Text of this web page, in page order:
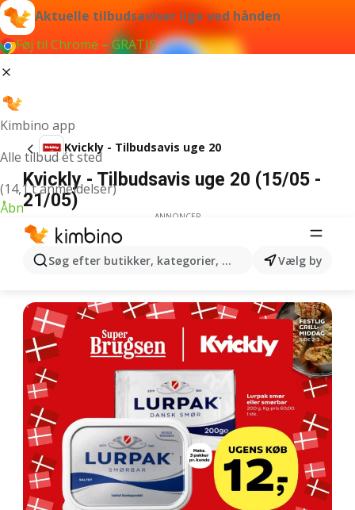
Aktuelle tilbudsaviser lige ved hånden
Føj til Chrome – GRATIS
Kimbino app
Alle tilbud ét sted
(14,1 t anmeldelser)
Åbn
Søg efter butikker, kategorier, produkter...Vælg by
Kvickly - Tilbudsavis uge 20
Kvickly - Tilbudsavis uge 20 (15/05 -
21/05)
ANNONCER